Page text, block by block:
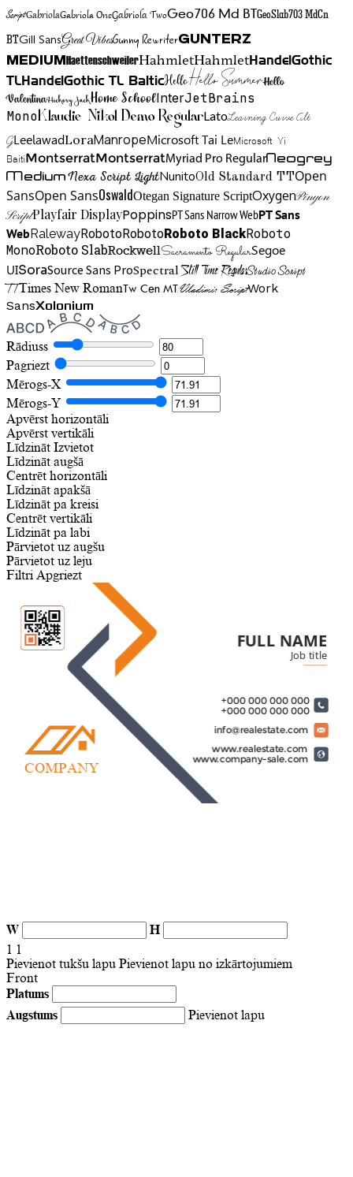
ScriptGabriolaGabriola OneGabriola TwoGeo706 Md BTGeoSlab703 MdCn
BTGill SansGreat VibesGunny RewriterGunterz
Medium HaettenschweilerHahmletHahmletHandelGothic
TLHandelGothic TL BalticHelloHello SummerHello
ValentinaHickory JackHome SchoolInterJetBrains
MonoKlaudie Nikol Demo RegularLatoLearning Curve Alt
GLeelawadLoraManropeMicrosoft Tai LeMicrosoft Yi
BaitiMontserratMontserratMyriad Pro RegularNeogrey
MediumNexa Script LightNunitoOld Standard TTOpen
SansOpen SansOswaldOtegan Signature ScriptOxygenPinyon
ScriptPlayfair DisplayPoppinsPT Sans Narrow WebPT Sans
WebRalewayRobotoRobotoRoboto BlackRoboto
MonoRoboto SlabRockwellSacramento RegularSegoe
UISoraSource Sans ProSpectralStill Time RegularStudio Script
TTTimes New RomanTw Cen MTVladimir ScriptWork
SansXolonium
Rādiuss
Pagriezt
Mērogs-X
Mērogs-Y
Apvērst horizontāli
Apvērst vertikāli
Līdzināt Izvietot
Līdzināt augšā
Centrēt horizontāli
Līdzināt apakšā
Līdzināt pa kreisi
Centrēt vertikāli
Līdzināt pa labi
Pārvietot uz augšu
Pārvietot uz leju
Filtri Apgriezt
W
H
1 1
Pievienot tukšu lapu Pievienot lapu no izkārtojumiem
Front
Platums
Augstums
Pievienot lapu